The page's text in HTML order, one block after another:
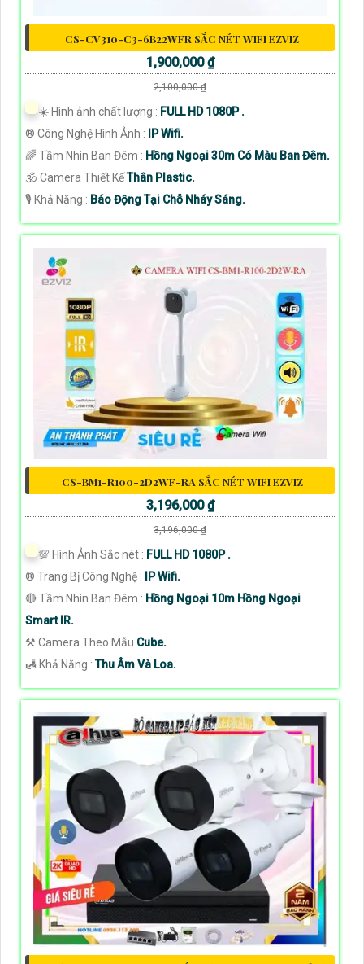
CS-CV310-C3-6B22WFR SẮC NÉT WIFI EZVIZ
1,900,000 ₫
2,100,000 ₫
☀️ Hình ảnh chất lượng : FULL HD 1080P .
®️ Công Nghệ Hình Ảnh :
IP Wifi.
🌈 Tầm Nhìn Ban Đêm : Hồng Ngoại 30m Có Màu Ban Đêm.
🕉️ Camera Thiết KếThân Plastic.
️🎙 Khả Năng : Báo Động Tại Chỗ Nháy Sáng.
CS-BM1-R100-2D2WF-RA SẮC NÉT WIFI EZVIZ
3,196,000 ₫
3,196,000 ₫
💯 Hình Ảnh Sắc nét : FULL HD 1080P .
®️ Trang Bị Công Nghệ : IP Wifi.
🔴 Tầm Nhìn Ban Đêm : Hồng Ngoại 10m Hồng Ngoại
Smart IR.
⚒ Camera Theo Mẫu Cube.
️🛃 Khả Năng :Thu Âm Và Loa.